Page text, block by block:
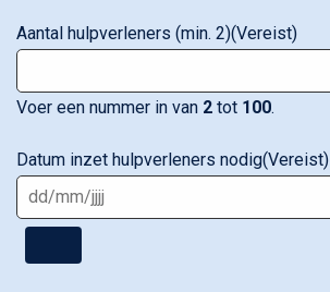
Aantal hulpverleners (min. 2)(Vereist)
Voer een nummer in van 2 tot 100.
Datum inzet hulpverleners nodig(Vereist)